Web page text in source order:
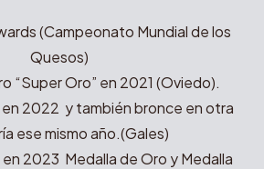
(Campeonato Mundial de los
Quesos)
“Super Oro” en 2021 (Oviedo).
en 2022 y también bronce en otra
ese mismo año.(Gales)
2023 Medalla de Oro y Medalla